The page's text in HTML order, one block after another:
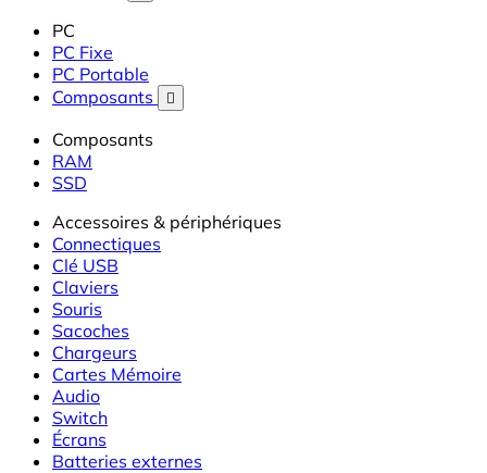
PC
PC Fixe
PC Portable
Composants

Composants
RAM
SSD
Accessoires & périphériques
Connectiques
Clé USB
Claviers
Souris
Sacoches
Chargeurs
Cartes Mémoire
Audio
Switch
Écrans
Batteries externes